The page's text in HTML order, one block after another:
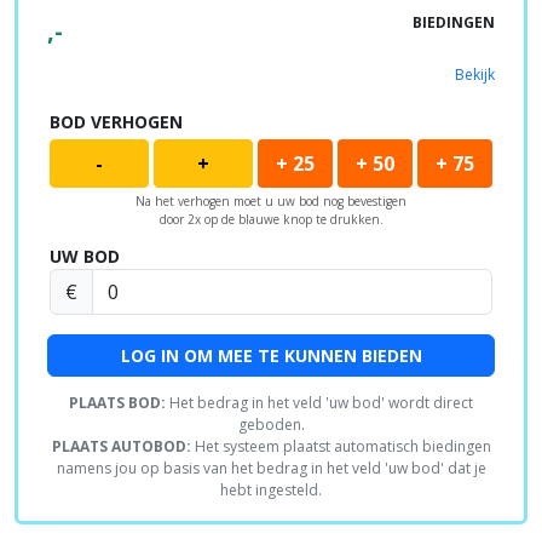
,- BIEDINGEN
Bekijk
BOD VERHOGEN
- + + 25 + 50 + 75
Na het verhogen moet u uw bod nog bevestigen
door 2x op de blauwe knop te drukken.
UW BOD
€
LOG IN OM MEE TE KUNNEN BIEDEN
PLAATS BOD: Het bedrag in het veld 'uw bod' wordt direct
geboden.
PLAATS AUTOBOD: Het systeem plaatst automatisch biedingen
namens jou op basis van het bedrag in het veld 'uw bod' dat je
hebt ingesteld.